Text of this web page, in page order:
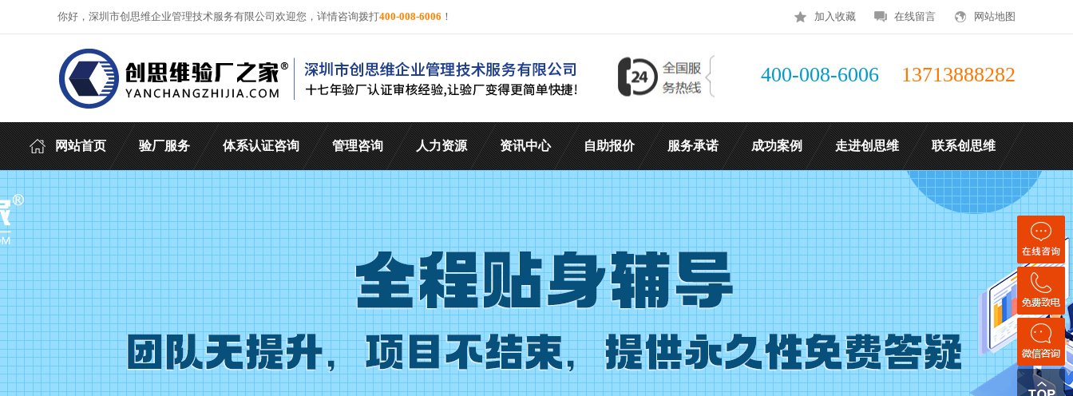
加入收藏 在线留言 网站地图
你好，深圳市创思维企业管理技术服务有限公司欢迎您，详情咨询拨打400-008-6006 ！
400-008-6006 13713888282
网站首页 验厂服务 体系认证咨询 管理咨询 人力资源 资讯中心 自助报价 服务承诺 成功案例 走进创思维 联系创思维